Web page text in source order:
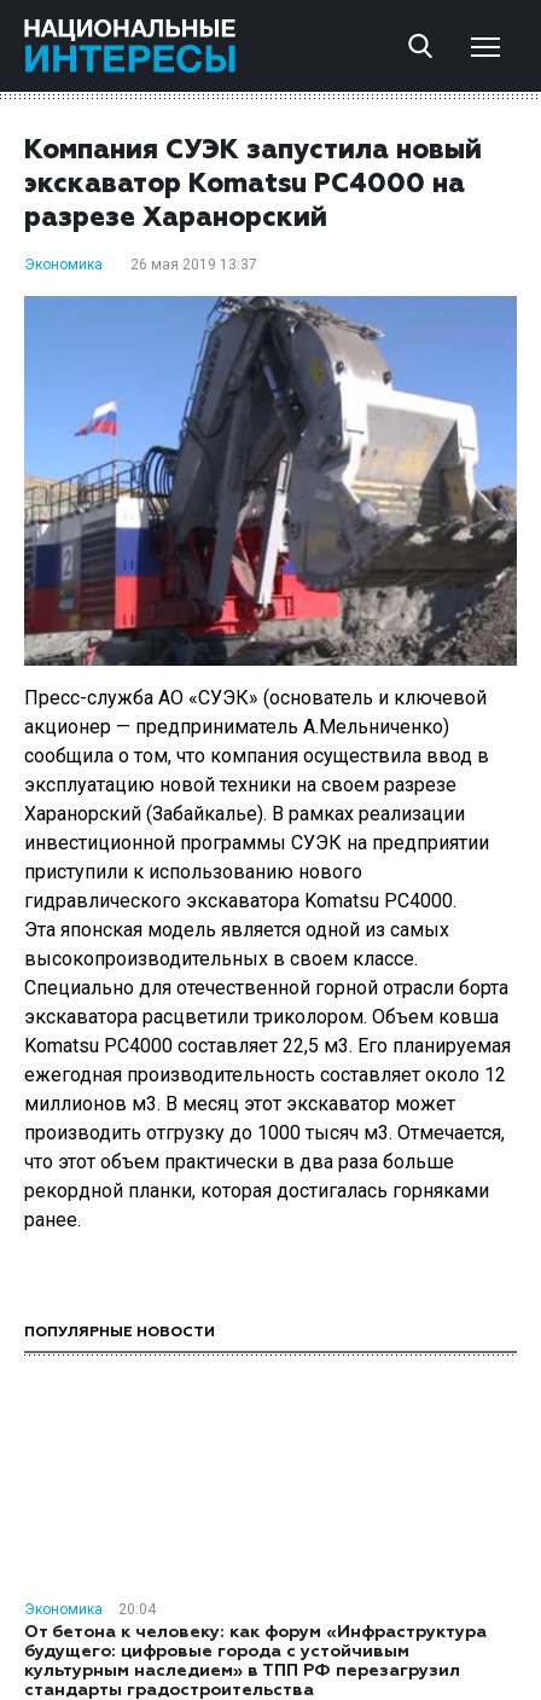
Компания СУЭК запустила новый
экскаватор Komatsu PC4000 на
разрезе Харанорский
Экономика 26 мая 2019 13:37
Пресс-служба АО «СУЭК» (основатель и ключевой
акционер — предприниматель А.Мельниченко)
сообщила о том, что компания осуществила ввод в
эксплуатацию новой техники на своем разрезе
Харанорский (Забайкалье). В рамках реализации
инвестиционной программы СУЭК на предприятии
приступили к использованию нового
гидравлического экскаватора Komatsu PC4000.
Эта японская модель является одной из самых
высокопроизводительных в своем классе.
Специально для отечественной горной отрасли борта
экскаватора расцветили триколором. Объем ковша
Komatsu PC4000 составляет 22,5 м3. Его планируемая
ежегодная производительность составляет около 12
миллионов м3. В месяц этот экскаватор может
производить отгрузку до 1000 тысяч м3. Отмечается,
что этот объем практически в два раза больше
рекордной планки, которая достигалась горняками
ранее.
ПОПУЛЯРНЫЕ НОВОСТИ
Экономика
20:04
От бетона к человеку: как форум «Инфраструктура
будущего: цифровые города с устойчивым
культурным наследием» в ТПП РФ перезагрузил
стандарты градостроительства